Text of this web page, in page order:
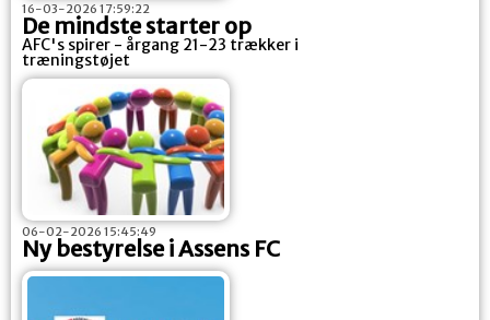
16-03-2026 17:59:22
De mindste starter op
AFC's spirer - årgang 21-23 trækker i
træningstøjet
06-02-2026 15:45:49
Ny bestyrelse i Assens FC